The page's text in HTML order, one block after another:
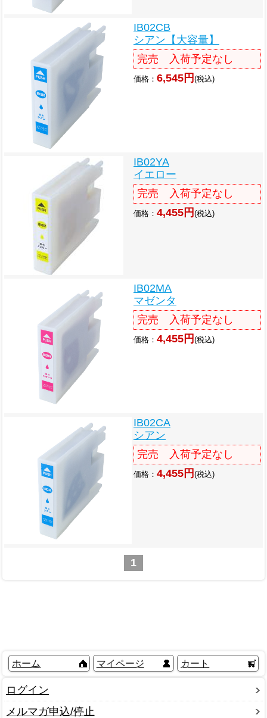
IB02CB
シアン【大容量】
完売 入荷予定なし
価格： 6,545円 (税込)
IB02YA
イエロー
完売 入荷予定なし
価格： 4,455円 (税込)
IB02MA
マゼンタ
完売 入荷予定なし
価格： 4,455円 (税込)
IB02CA
シアン
完売 入荷予定なし
価格： 4,455円 (税込)
1
ホーム マイページ カート
ログイン
メルマガ申込/停止